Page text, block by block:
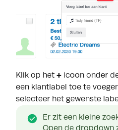
Klik op het + icoon onder
een klantlabel toe te
selecteer het gewenste
Er zit een kleine
Open de dropdown